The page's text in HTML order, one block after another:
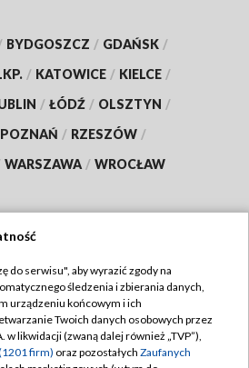
BYDGOSZCZ / GDAŃSK /
/ KATOWICE / KIELCE /
/ ŁÓDŹ / OLSZTYN /
POZNAŃ / RZESZÓW /
WARSZAWA / WROCŁAW
TVP
Regulamin TVP
prywatności
do serwisu", aby wyrazić zgody na
śledzenia i zbierania danych,
urządzeniu końcowym i ich
Twoich danych osobowych przez
w likwidacji (zwaną dalej również „TVP”),
firm) oraz pozostałych Zaufanych